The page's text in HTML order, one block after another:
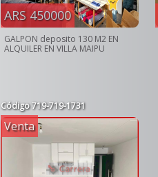
ARS 450000
GALPON deposito 130 M2 EN
ALQUILER EN VILLA MAIPU
Código719-719-1731
Venta